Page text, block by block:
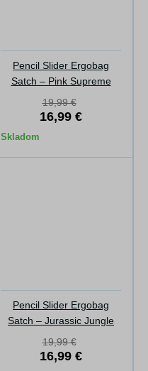
Pencil Slider Ergobag
Satch – Pink Supreme
19,99 €
16,99 €
Skladom
Pencil Slider Ergobag
Satch – Jurassic Jungle
19,99 €
16,99 €